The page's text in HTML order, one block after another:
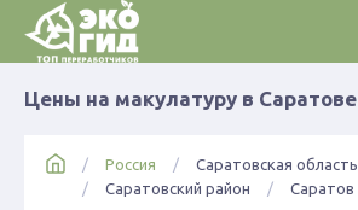
Цены на макулатуру в Саратове
Россия
Саратовская область
Саратовский район
Саратов